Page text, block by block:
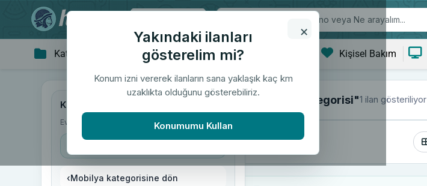
×
Yakındaki ilanları
gösterelim mi?
Konum izni vererek ilanların sana yaklaşık kaç km
uzaklıkta olduğunu gösterebiliriz.
Konumumu Kullan
Kategoriler Giyim & Aksesuar Kişisel Bakım
Kategoriler
Ev & Yaşam Kitaplık
‹Mobilya kategorisine dön
"Kitaplık kategorisi"1 ilan gösteriliyor